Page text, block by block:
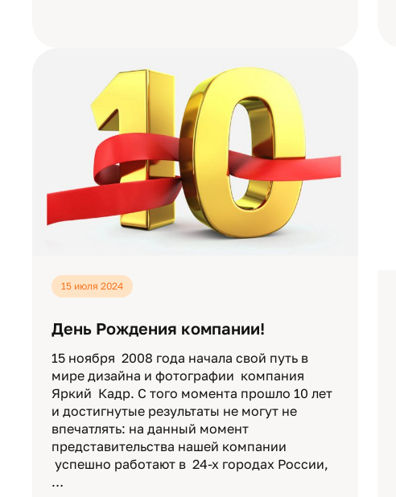
15 июля 2024
День Рождения компании!
15 ноября 2008 года начала свой путь в
мире дизайна и фотографии компания
Яркий Кадр. С того момента прошло 10 лет
и достигнутые результаты не могут не
впечатлять: на данный момент
представительства нашей компании
успешно работают в 24-х городах России,
…